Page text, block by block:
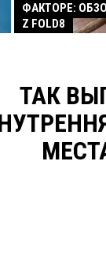
ФАКТОРЕ:
Z FOLD8
ТАК